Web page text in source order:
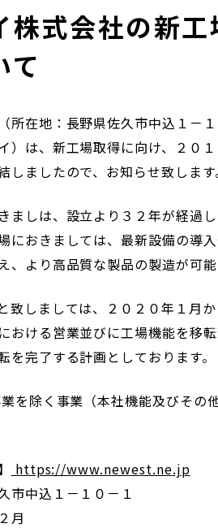
株式会社の新
て
所在地：長野県佐久市中込１－
）は、新工場取得に向け、２０
しましたので、お知らせ致します
ましは、設立より３２年が経過
におきましては、最新設備の導
、より高品質な製品の製造が可能
致しましては、２０２０年１月
おける営業並びに工場機能を移
を完了する計画としております。
を除く事業（本社機能及びその
https://www.newest.ne.jp
市中込１－１０－１
月